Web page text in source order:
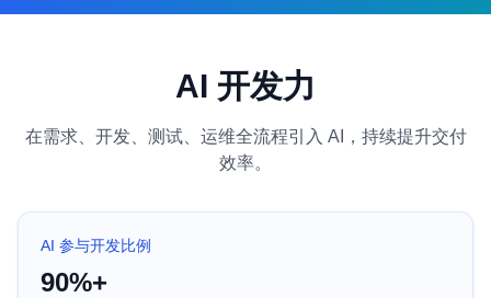
AI 开发力
在需求、开发、测试、运维全流程引入 AI，持续提升交付
效率。
AI 参与开发比例
90%+